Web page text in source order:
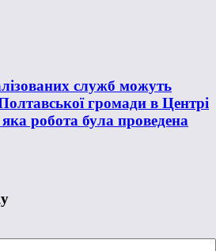
служб можуть
громади в Центрі
робота була проведена